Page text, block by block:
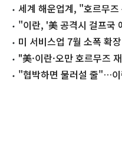
세계 해운업계, "호르무
"이란, '美 공격시 걸프국
미 서비스업 7월 소폭 확
담 "美·이란·오만 호르무즈
표""협박하면 물러설 줄"…이